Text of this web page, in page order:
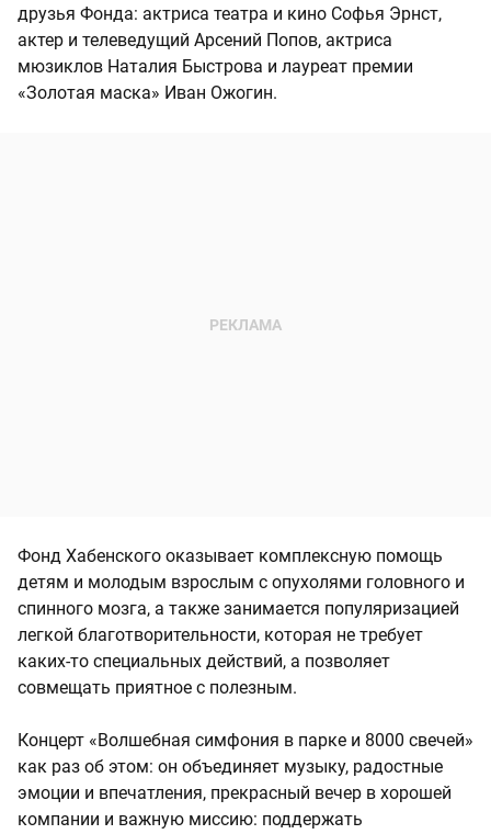
друзья Фонда: актриса театра и кино Софья Эрнст,
актер и телеведущий Арсений Попов, актриса
мюзиклов Наталия Быстрова и лауреат премии
«Золотая маска» Иван Ожогин.
Фонд Хабенского оказывает комплексную помощь
детям и молодым взрослым с опухолями головного и
спинного мозга, а также занимается популяризацией
легкой благотворительности, которая не требует
каких-то специальных действий, а позволяет
совмещать приятное с полезным.
Концерт «Волшебная симфония в парке и 8000 свечей»
как раз об этом: он объединяет музыку, радостные
эмоции и впечатления, прекрасный вечер в хорошей
компании и важную миссию: поддержать